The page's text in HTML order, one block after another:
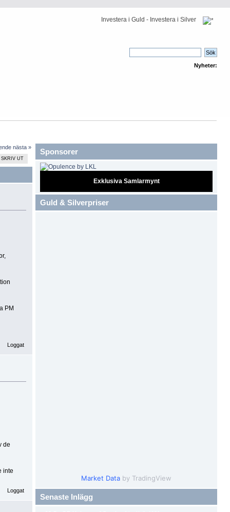
Investera i Guld - Investera i Silver
Nyheter:
nästa »
SKRIV UT
PM
Loggat
de
inte
Loggat
Sponsorer
Exklusiva Samlarmynt
Guld & Silverpriser
Market Data by TradingView
Senaste Inlägg